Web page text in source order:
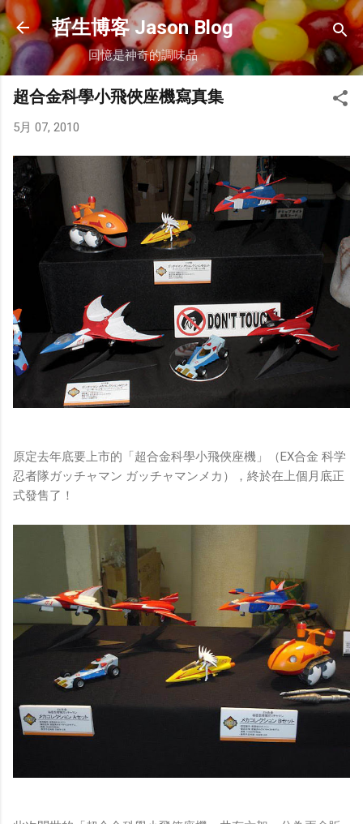
跳到主要內容
哲生博客 Jason Blog
回憶是神奇的調味品
超合金科學小飛俠座機寫真集
5月 07, 2010
原定去年底要上市的「超合金科學小飛俠座機」（EX合金 科学
忍者隊ガッチャマン ガッチャマンメカ），終於在上個月底正
式發售了！